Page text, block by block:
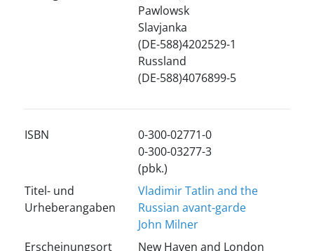
Pawlowsk
Slavjanka
(DE-588)4202529-1
Russland
(DE-588)4076899-5
ISBN
0-300-02771-0
0-300-03277-3
(pbk.)
Titel- und
Urheberangaben
Vladimir Tatlin and the
Russian avant-garde
John Milner
Erscheinungsort
New Haven and London